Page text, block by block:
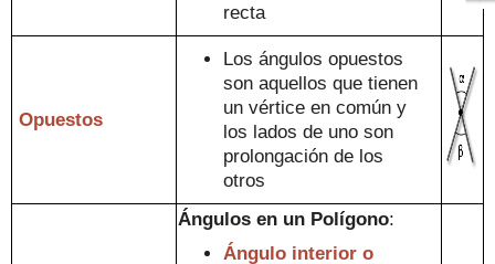
recta
Opuestos
Los ángulos opuestos
son aquellos que tienen
un vértice en común y
los lados de uno son
prolongación de los
otros
Ángulos en un Polígono:
Ángulo interior o